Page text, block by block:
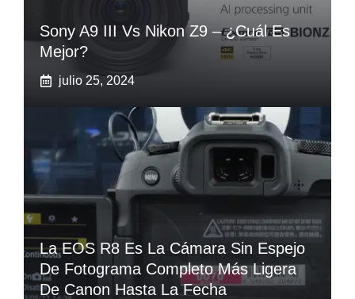
Sony A9 III Vs‌ Nikon Z9 – ¿Cuál Es
Mejor?
julio 25, 2024
La EOS R8 Es La Cámara Sin Espejo
De Fotograma Completo Más Ligera
De Canon Hasta La Fecha